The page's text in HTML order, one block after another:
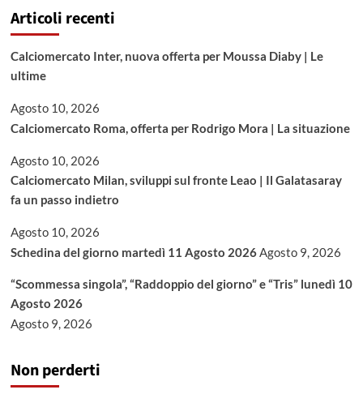
Articoli recenti
Calciomercato Inter, nuova offerta per Moussa Diaby | Le
ultime
Agosto 10, 2026
Calciomercato Roma, offerta per Rodrigo Mora | La situazione
Agosto 10, 2026
Calciomercato Milan, sviluppi sul fronte Leao | Il Galatasaray
fa un passo indietro
Agosto 10, 2026
Schedina del giorno martedì 11 Agosto 2026Agosto 9, 2026
“Scommessa singola”, “Raddoppio del giorno” e “Tris” lunedì 10
Agosto 2026
Agosto 9, 2026
Non perderti